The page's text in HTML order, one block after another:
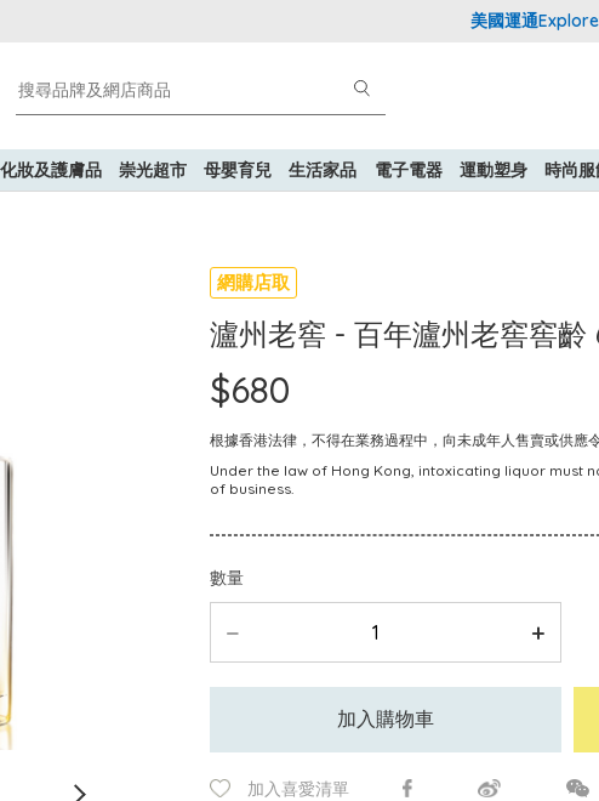
美國運通Explorer®
化妝及護膚品 崇光超市 母嬰育兒 生活家品 電子電器 運動塑身 時尚服
網購店取
瀘州老窖 - 百年瀘州老窖窖齡
$680
根據香港法律，不得在業務過程中，向未成年人售賣或供應
Under the law of Hong Kong, intoxicating liquor must
of business.
數量
加入購物車
加入喜愛清單